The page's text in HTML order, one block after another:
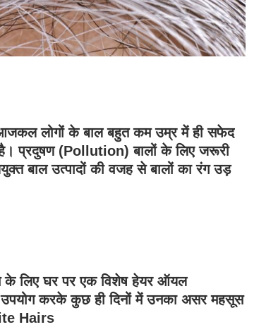
लोगों के बाल बहुत कम उम्र में ही सफेद
प्रदुषण (Pollution) बालों के लिए जरूरी
बाल उत्पादों की वजह से बालों का रंग उड़
के लिए घर पर एक विशेष हेयर ऑयल
करके कुछ ही दिनों में उनका असर महसूस
Hairs